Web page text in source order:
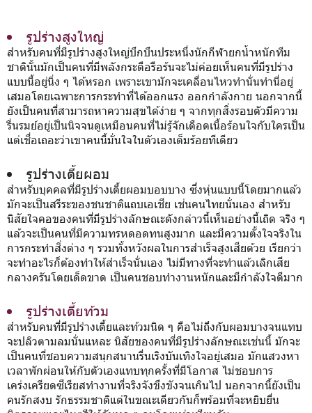
รูปร่างสูงใหญ่
สำหรับคนที่มีรูปร่างสูงใหญ่บึกบึนประหนึ่งนักกีฬายกน้ำหนักทีม
ชาตินั้นมักเป็นคนที่มีพลังกระตือรือร้นจะไม่ค่อยเห็นคนที่มีรูปร่าง
แบบนี้อยู่นิ่ง ๆ ได้หรอก เพราะเขามักจะเคลื่อนไหวทำนั่นทำนี่อยู่
เสมอโดยเฉพาะการกระทำที่ได้ออกแรง ออกกำลังกาย นอกจากนี้
ยังเป็นคนที่สามารถหาความสุขได้ง่าย ๆ จากทุกสิ่งรอบตัวมีความ
รื่นรมย์อยู่เป็นนิจจนดูเหมือนคนที่ไม่รู้จักเดือดเนื้อร้อนใจกับใครเป็น
แต่เชื่อเถอะว่าเขาคนนี้มั่นใจในตัวเองเต็มร้อยทีเดียว
รูปร่างเตี้ยผอม
สำหรับบุคคลที่มีรูปร่างเตี้ยผอมบอบบาง ซึ่งหุ่นแบบนี้โดยมากแล้ว
มักจะเป็นสรีระของชนชาติแถบเอเชีย เช่นคนไทยนั่นเอง สำหรับ
นิสัยใจคอของคนที่มีรูปร่างลักษณะดังกล่าวนี้เห็นอย่างนี้เถิด จริง ๆ
แล้วจะเป็นคนที่มีความทรหดอดทนสูงมาก และมีความตั้งใจจริงใน
การกระทำสิ่งต่าง ๆ รวมทั้งหวังผลในการสำเร็จสูงเสียด้วย เรียกว่า
จะทำอะไรก็ต้องทำให้สำเร็จนั่นเอง ไม่มีทางที่จะทำแล้วเลิกเสีย
กลางครันโดยเด็ดขาด เป็นคนชอบทำงานหนักและมีกำลังใจดีมาก
รูปร่างเตี้ยท้วม
สำหรับคนที่มีรูปร่างเตี้ยและท้วมนิด ๆ คือไม่ถึงกับผอมบางจนแทบ
จะปลิวตามลมนั่นแหละ นิสัยของคนที่มีรูปร่างลักษณะเช่นนี้ มักจะ
เป็นคนที่ชอบความสนุกสนานรื่นเริงบันเทิงใจอยู่เสมอ มักแสวงหา
เวลาพักผ่อนให้กับตัวเองแทบทุกครั้งที่มีโอกาส ไม่ชอบการ
เคร่งเครียดซีเรียสทำงานที่จริงจังขึงขังจนเกินไป นอกจากนี้ยังเป็น
คนรักสงบ รักธรรมชาติแต่ในขณะเดียวกันก็พร้อมที่จะหยิบยื่น